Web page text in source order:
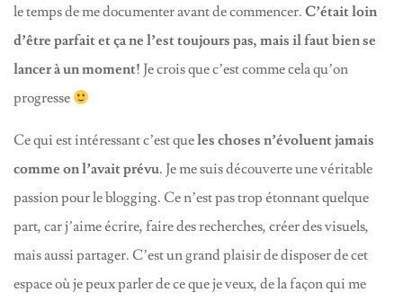
le temps de me documenter avant de commencer. C’était loin
d’être parfait et ça ne l’est toujours pas, mais il faut bien se
lancer à un moment! Je crois que c’est comme cela qu’on
progresse
Ce qui est intéressant c’est queles choses n’évoluent jamais
comme on l’avait prévu. Je me suis découverte une véritable
passion pour le blogging. Ce n’est pas trop étonnant quelque
part, car j’aime écrire, faire des recherches, créer des visuels,
mais aussi partager. C’est un grand plaisir de disposer de cet
espace où je peux parler de ce que je veux, de la façon qui me